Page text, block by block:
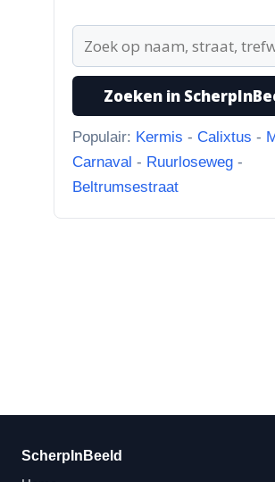
“naar...”
1-8-2026
Koningssteeg met
Zoeken in
Populair: Kermis - Calixtus -
Carnaval - Ruurloseweg -
Beltrumsestraat
ScherpInBeeld